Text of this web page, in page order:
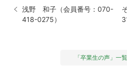
浅野 和子（会員番号：070-
418-0275）
「卒業生の声」一